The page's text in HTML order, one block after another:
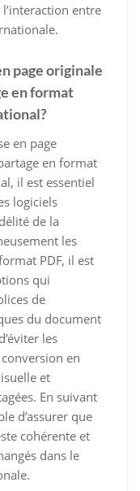
entre
page originale
en format
en page
en format
il est essentiel
logiciels
de la
les
PDF, il est
qui
de
du document
les
en
et
En suivant
d’assurer que
cohérente et
dans le